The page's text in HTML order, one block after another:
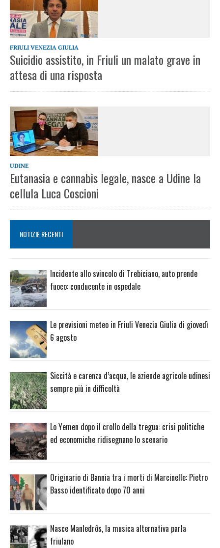
FRIULI VENEZIA GIULIA
Suicidio assistito, in Friuli un malato grave in
attesa di una risposta
UDINE
Eutanasia e cannabis legale, nasce a Udine la
cellula Luca Coscioni
NOTIZIE RECENTI
Incidente allo svincolo di Trebiciano, auto prende
fuoco: conducente in ospedale
Le previsioni meteo in Friuli Venezia Giulia di giovedì
6 agosto
Siccità e carenza d’acqua, le aziende agricole udinesi
sempre più in difficoltà
Lo Yemen dopo il crollo della tregua: crisi politiche
ed economiche ridisegnano lo scenario
Originario di Bannia tra i morti di Marcinelle: Pietro
Basso identificato dopo 70 anni
Nasce Manledrôs, la musica alternativa parla
friulano